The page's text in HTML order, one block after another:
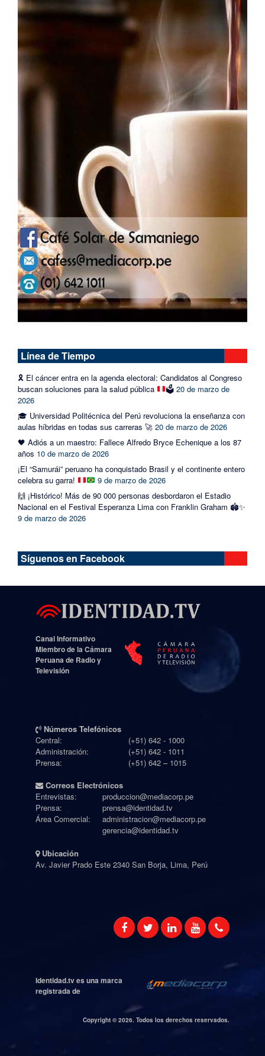
Línea de Tiempo
🎗️ El cáncer entra en la agenda electoral: Candidatos al Congreso
buscan soluciones para la salud pública
🗳️ 20 de marzo de
2026
🎓 Universidad Politécnica del Perú revoluciona la enseñanza con
aulas híbridas en todas sus carreras 🚀 20 de marzo de 2026
🖤 Adiós a un maestro: Fallece Alfredo Bryce Echenique a los 87
años 10 de marzo de 2026
¡El “Samurái” peruano ha conquistado Brasil y el continente entero
celebra su garra!
9 de marzo de 2026
🙌 ¡Histórico! Más de 90 000 personas desbordaron el Estadio
Nacional en el Festival Esperanza Lima con Franklin Graham 🏟️✨
9 de marzo de 2026
Síguenos en Facebook
Canal Informativo
Miembro de la Cámara
Peruana de Radio y
Televisión
Números Telefónicos
Central:
(+51) 642 - 1000
Administración:
(+51) 642 - 1011
Prensa:
(+51) 642 – 1015
Correos Electrónicos
Entrevistas:
produccion@mediacorp.pe
Prensa:
prensa@identidad.tv
Área Comercial:
administracion@mediacorp.pe
gerencia@identidad.tv
Ubicación
Av. Javier Prado Este 2340 San Borja, Lima, Perú
Identidad.tv es una marca
registrada de
Copyright © 2026. Todos los derechos reservados.